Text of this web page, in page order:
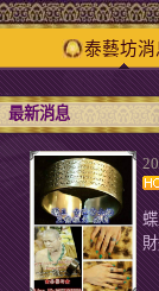
泰藝坊消
最新消息